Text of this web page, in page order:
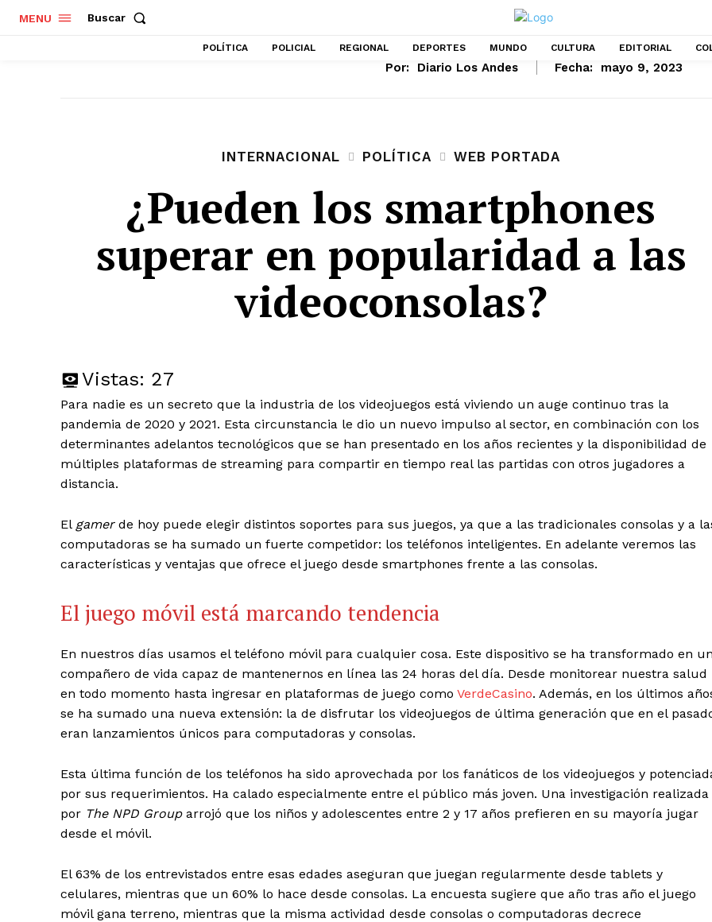
MENU Buscar
POLÍTICA POLICIAL REGIONAL DEPORTES MUNDO CULTURA EDITORIAL
Por: Diario Los Andes Fecha: mayo 9, 2023
INTERNACIONAL POLÍTICA WEB PORTADA
¿Pueden los smartphones
superar en popularidad a las
videoconsolas?
Vistas: 27
Para nadie es un secreto que la industria de los videojuegos está viviendo un auge continuo tras la
pandemia de 2020 y 2021. Esta circunstancia le dio un nuevo impulso al sector, en combinación con los
determinantes adelantos tecnológicos que se han presentado en los años recientes y la disponibilidad de
múltiples plataformas de streaming para compartir en tiempo real las partidas con otros jugadores a
distancia.
El gamerde hoy puede elegir distintos soportes para sus juegos, ya que a las tradicionales consolas y a
computadoras se ha sumado un fuerte competidor: los teléfonos inteligentes. En adelante veremos las
características y ventajas que ofrece el juego desde smartphones frente a las consolas.
El juego móvil está marcando tendencia
En nuestros días usamos el teléfono móvil para cualquier cosa. Este dispositivo se ha transformado en
compañero de vida capaz de mantenernos en línea las 24 horas del día. Desde monitorear nuestra salud
en todo momento hasta ingresar en plataformas de juego como VerdeCasino. Además, en los últimos
se ha sumado una nueva extensión: la de disfrutar los videojuegos de última generación que en el
eran lanzamientos únicos para computadoras y consolas.
Esta última función de los teléfonos ha sido aprovechada por los fanáticos de los videojuegos y
por sus requerimientos. Ha calado especialmente entre el público más joven. Una investigación realizada
por The NPD Grouparrojó que los niños y adolescentes entre 2 y 17 años prefieren en su mayoría jugar
desde el móvil.
El 63% de los entrevistados entre esas edades aseguran que juegan regularmente desde tablets y
celulares, mientras que un 60% lo hace desde consolas. La encuesta sugiere que año tras año el juego
móvil gana terreno, mientras que la misma actividad desde consolas o computadoras decrece